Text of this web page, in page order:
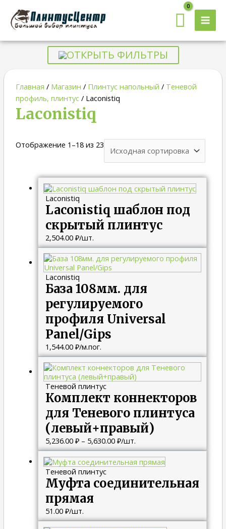
Главная / Магазин / Плинтус напольный / Теневой
профиль, плинтус/ Laconistiq
Laconistiq
Отображение 1–18 из 23
Laconistiq
Laconistiq шаблон под
скрытый плинтус
2,504.00 ₽/шт.
Laconistiq
База 108мм. для
регулируемого
профиля Universal
Panel/Gips
1,544.00 ₽/м.пог.
Теневой плинтус
Комплект коннекторов
для Теневого плинтуса
(левый+правый)
5,236.00 ₽ – 5,630.00 ₽
Диапазон
цен:
5,236.00 ₽
5,630.00 ₽
/шт.
Теневой плинтус
Муфта соединительная
прямая
51.00 ₽/шт.
ОТКРЫТЬ ФИЛЬТРЫ